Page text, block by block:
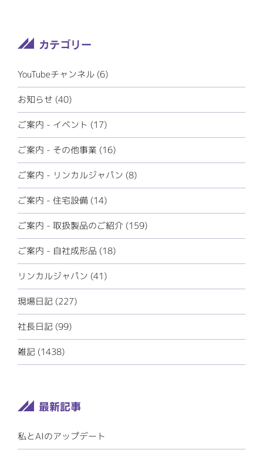
YouTubeチャンネル (6)
お知らせ (40)
ご案内 - イベント (17)
ご案内 - その他事業 (16)
ご案内 - リンカルジャパン (8)
ご案内 - 住宅設備 (14)
ご案内 - 取扱製品のご紹介 (159)
ご案内 - 自社成形品 (18)
リンカルジャパン (41)
現場日記 (227)
社長日記 (99)
雑記 (1438)
私とAIのアップデート